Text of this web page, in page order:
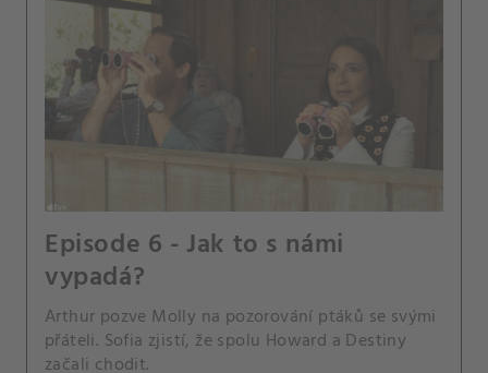
Episode 6 - Jak to s námi
vypadá?
Arthur pozve Molly na pozorování ptáků se svými
přáteli. Sofia zjistí, že spolu Howard a Destiny
začali chodit.